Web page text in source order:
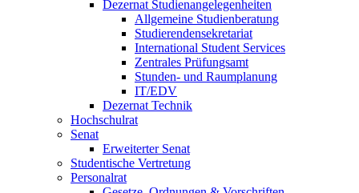
Dezernat Studienangelegenheiten
Allgemeine Studienberatung
Studierendensekretariat
International Student Services
Zentrales Prüfungsamt
Stunden- und Raumplanung
IT/EDV
Dezernat Technik
Hochschulrat
Senat
Erweiterter Senat
Studentische Vertretung
Personalrat